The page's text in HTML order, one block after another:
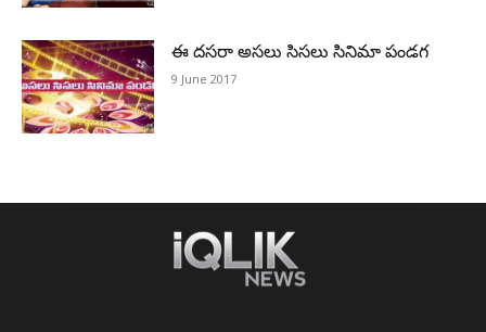
ఈ దసరా అసలు సిసలు సినిమా పండగ
9 June 2017